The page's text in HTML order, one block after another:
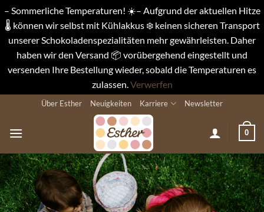
– Sommerliche Temperaturen! ☀️– Aufgrund der aktuellen Hitze
🌡️ können wir selbst mit Kühlakkus ❄️ keinen sicheren Transport
unserer Schokoladenspezialitäten mehr gewährleisten. Daher
haben wir den Versand 📦 vorübergehend eingestellt und
versenden Ihre Bestellung wieder, sobald die Temperaturen es
zulassen.Verwerfen
springen
Über Esther Neuigkeiten Karriere Newsletter
0